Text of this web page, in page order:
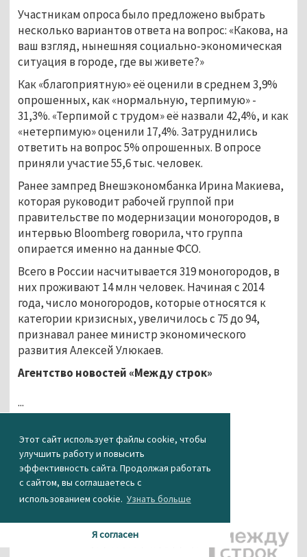
Этот сайт использует файлы cookie, чтобы
улучшить работу и повысить
эффективность сайта. Продолжая работать
с сайтом, вы соглашаетесь с
использованием cookie. Узнать больше
Я согласен
Участникам опроса было предложено выбрать
несколько вариантов ответа на вопрос: «Какова, на
ваш взгляд, нынешняя социально-экономическая
ситуация в городе, где вы живете?»
Как «благоприятную» её оценили в среднем 3,9%
опрошенных, как «нормальную, терпимую» -
31,3%. «Терпимой с трудом» её назвали 42,4%, и как
«нетерпимую» оценили 17,4%. Затруднились
ответить на вопрос 5% опрошенных. В опросе
приняли участие 55,6 тыс. человек.
Ранее зампред Внешэкономбанка Ирина Макиева,
которая руководит рабочей группой при
правительстве по модернизации моногородов, в
интервью Bloomberg говорила, что группа
опирается именно на данные ФСО.
Всего в России насчитывается 319 моногородов, в
них проживают 14 млн человек. Начиная с 2014
года, число моногородов, которые относятся к
категории кризисных, увеличилось с 75 до 94,
признавал ранее министр экономического
развития Алексей Улюкаев.
Агентство новостей «Между строк»
...